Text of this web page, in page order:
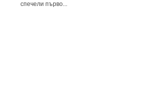
спечели първо...